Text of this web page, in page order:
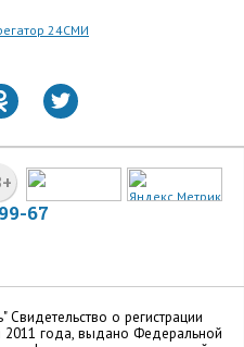
24СМИ
67
Cвидетельство о регистрации
года, выдано Федеральной